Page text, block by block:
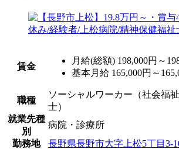
賃金
月給(総額) 198,000円～
基本月給 165,000円～
職種
ソーシャルワーカー（社会福
士）
就業先種
別
病院・診療所
勤務地
長野県長野市大字上松5丁目3-